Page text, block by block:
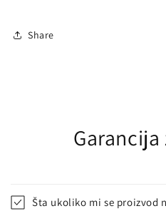
Share
Šta ukoliko mi se proizvod